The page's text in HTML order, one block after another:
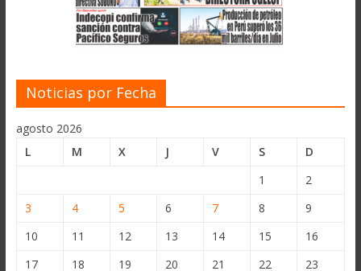
Noticias por Fecha
agosto 2026
L
M X J V S
D
1
2
3
4 5 6 7 8
9
10
11 12 13 14 15
16
17
18 19 20 21 22
23